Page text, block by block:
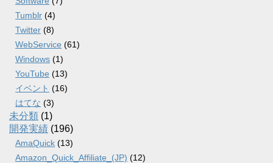
Tumblr (4)
Twitter (8)
WebService (61)
Windows (1)
YouTube (13)
イベント (16)
はてな (3)
未分類 (1)
開発実績 (196)
AmaQuick (13)
Amazon_Quick_Affiliate_(JP) (12)